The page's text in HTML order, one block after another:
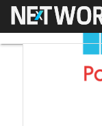
Menu